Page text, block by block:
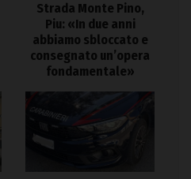
Strada Monte Pino,
Piu: «In due anni
abbiamo sbloccato e
consegnato un’opera
fondamentale»